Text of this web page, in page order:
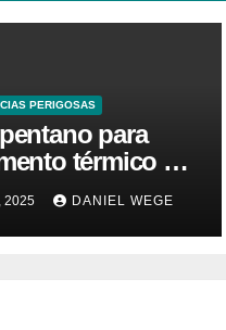
PERIGOSAS
para
térmico O
está em alta
Vamos
o tamanho
2025 DANIEL WEGE